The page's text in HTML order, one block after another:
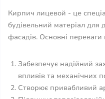
Кирпич лицевой - це
будівельний матеріал для
фасадів. Основні
Забезпечує надійний
впливів та механічних
Створює привабливий